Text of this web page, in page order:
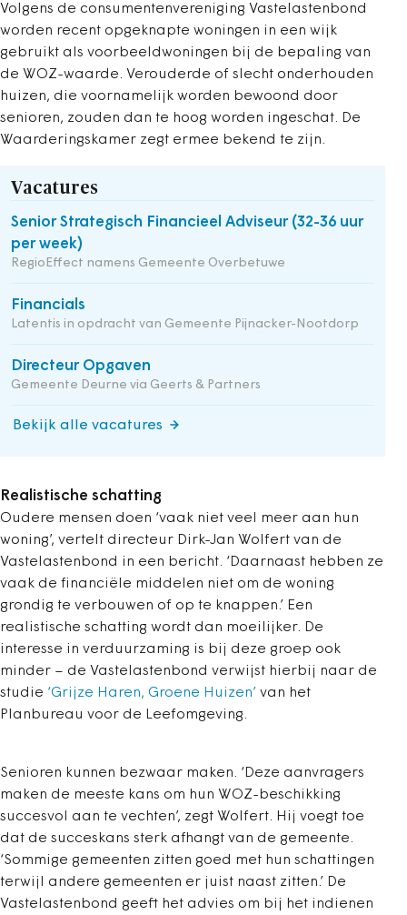
Volgens de consumentenvereniging Vastelastenbond
worden recent opgeknapte woningen in een wijk
gebruikt als voorbeeldwoningen bij de bepaling van
de WOZ-waarde. Verouderde of slecht onderhouden
huizen, die voornamelijk worden bewoond door
senioren, zouden dan te hoog worden ingeschat. De
Waarderingskamer zegt ermee bekend te zijn.
Vacatures
Senior Strategisch Financieel Adviseur (32-36 uur
per week)
RegioEffect namens Gemeente Overbetuwe
Financials
Latentis in opdracht van Gemeente Pijnacker-Nootdorp
Directeur Opgaven
Gemeente Deurne via Geerts & Partners
Bekijk alle vacatures
Realistische schatting
Oudere mensen doen ‘vaak niet veel meer aan hun
woning’, vertelt directeur Dirk-Jan Wolfert van de
Vastelastenbond in een bericht. ‘Daarnaast hebben ze
vaak de financiële middelen niet om de woning
grondig te verbouwen of op te knappen.’ Een
realistische schatting wordt dan moeilijker. De
interesse in verduurzaming is bij deze groep ook
minder – de Vastelastenbond verwijst hierbij naar de
studie ‘Grijze Haren, Groene Huizen’ van het
Planbureau voor de Leefomgeving.
Senioren kunnen bezwaar maken. ‘Deze aanvragers
maken de meeste kans om hun WOZ-beschikking
succesvol aan te vechten’, zegt Wolfert. Hij voegt toe
dat de succeskans sterk afhangt van de gemeente.
‘Sommige gemeenten zitten goed met hun schattingen
terwijl andere gemeenten er juist naast zitten.’ De
Vastelastenbond geeft het advies om bij het indienen